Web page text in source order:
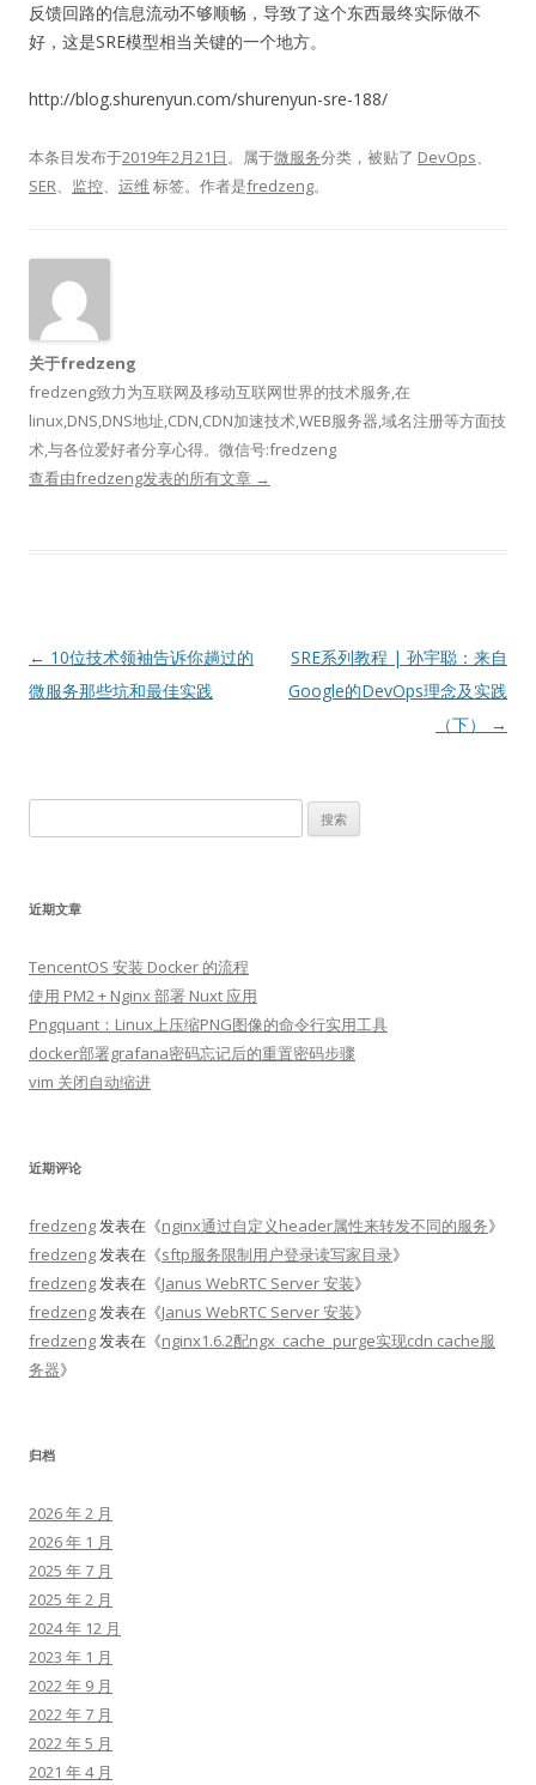
反馈回路的信息流动不够顺畅，导致了这个东西最终实际做不
好，这是SRE模型相当关键的一个地方。
http://blog.shurenyun.com/shurenyun-sre-188/
本条目发布于2019年2月21日。属于微服务分类，被贴了 DevOps、
SER、 监控、 运维 标签。 作者是fredzeng。
关于fredzeng
fredzeng致力为互联网及移动互联网世界的技术服务,在
linux,DNS,DNS地址,CDN,CDN加速技术,WEB服务器,域名注册等方面技
术,与各位爱好者分享心得。微信号:fredzeng
查看由fredzeng发表的所有文章 →
文
章
← 10位技术领袖告诉你趟过的
微服务那些坑和最佳实践
SRE系列教程 | 孙宇聪：来自
Google的DevOps理念及实践
（下）
→
索：
近期文章
TencentOS 安装 Docker 的流程
使用 PM2 + Nginx 部署 Nuxt 应用
Pngquant：Linux上压缩PNG图像的命令行实用工具
docker部署grafana密码忘记后的重置密码步骤
vim 关闭自动缩进
近期评论
fredzeng发表在《nginx通过自定义header属性来转发不同的服务》
fredzeng发表在《sftp服务限制用户登录读写家目录》
fredzeng发表在《Janus WebRTC Server 安装》
fredzeng发表在《Janus WebRTC Server 安装》
fredzeng发表在《nginx1.6.2配ngx_cache_purge实现cdn cache服
务器》
归档
2026 年 2 月
2026 年 1 月
2025 年 7 月
2025 年 2 月
2024 年 12 月
2023 年 1 月
2022 年 9 月
2022 年 7 月
2022 年 5 月
2021 年 4 月